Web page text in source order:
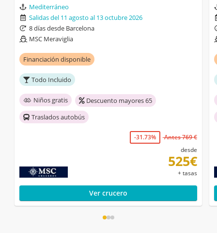
Mediterráneo
Salidas del 11 agosto al 13 octubre 2026
8 días desde Barcelona
MSC Meraviglia
Financiación disponible
Todo Incluido
Niños gratis
Descuento mayores 65
Traslados autobús
-31.73%
Antes 769 €
desde
525€
+ tasas
Ver crucero